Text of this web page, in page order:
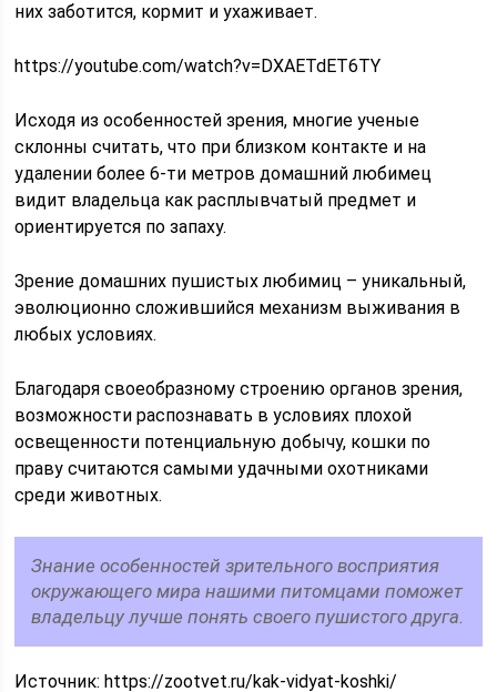
них заботится, кормит и ухаживает.
https://youtube.com/watch?v=DXAETdET6TY
Исходя из особенностей зрения, многие ученые
склонны считать, что при близком контакте и на
удалении более 6-ти метров домашний любимец
видит владельца как расплывчатый предмет и
ориентируется по запаху.
Зрение домашних пушистых любимиц – уникальный,
эволюционно сложившийся механизм выживания в
любых условиях.
Благодаря своеобразному строению органов зрения,
возможности распознавать в условиях плохой
освещенности потенциальную добычу, кошки по
праву считаются самыми удачными охотниками
среди животных.
Знание особенностей зрительного восприятия
окружающего мира нашими питомцами поможет
владельцу лучше понять своего пушистого друга.
Источник:https://zootvet.ru/kak-vidyat-koshki/